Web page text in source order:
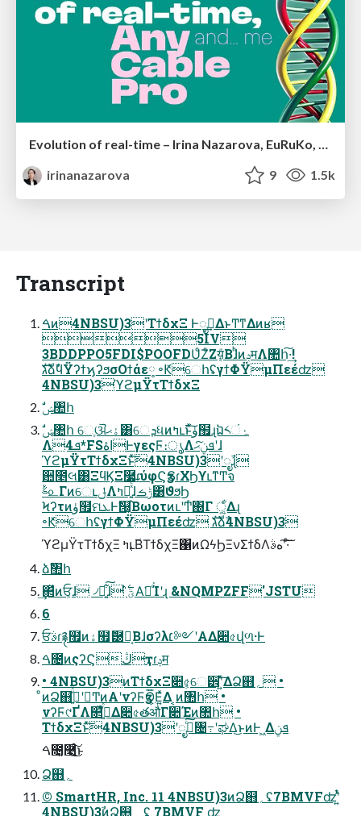
irinanazarova
9 1.5k
Transcript
ࠓͷ4NBSU)3ʹΤϯδχΞ Ͱೖࣾ͢ΔͱͲ͏ͳΔͷʁ
5IV
3BDDPPO5FDI$POOFDUͦΖͦΖय़͔ͩΒɺ͏ͪͷݚमΛ঺հ͠·͢!
גࣜձࣾϥΫʔϯϗʔϧσΟϯάε༷ ৽ԞେհʢγϯΦΫμΠεέʣ
4NBSU)3ϓϩμΫτΤϯδχΞ
ࣗݾ঺հ
Λܦͯ4*FSاۀͰγεςϜ։ൃΛܦݧͨ͠ޙʹɺ
ϓϩμΫτΤϯδχΞͱͯ͠4NBSU)3ʹೖࣾɻ
਺೥લ͸ΞϥϏΞ࿷ɾύφϚӡՏɾΧϦϒւͳͲจ
ࣈ௨ΓͷେւݪΛߤւ͍͕ͯͨ͠ɺݱࡏ͸ϑϧϦ
Ϟʔτͷۈ຿ମܥͰࣗ୐͔ΒωοτͷւʹͲͬ΀Γ ਁ͔͍ͬͯΔɻ
৽ԞେհʢγϯΦΫμΠεέʣ גࣜձࣾ4NBSU)3
ϓϩμΫτΤϯδχΞ ߤւ͔࢜ΒΤϯδχΞ΁ͷΩϟϦΞνΣϯδΛهࣄʹ͠·ͨ͠
ձࣾ঺հ
͢΂ͯͷਓ͕ɺ ৴པ͍͋͠ɺ ؾ࣋ͪΑ͘ಇͨ͘Ίʹɻ &NQMPZFF'JSTU
6
ਓࣄɾ࿑຿ͷۀ຿ޮ཰Խ͔Βɺσʔλ׆༻ʹΑΔ૊৫վળ·Ͱ
ࠓ೔ͷςʔϚڭҭɾݚम
• 4NBSU)3ͷΤϯδχΞ૊৫͕େ੾ʹ͍ͯ͠ΔՁ஋؍ •
ͦͷՁ஋؍ʹج͍ͮͯͲͷΑ͏ʹνʔϜӡӦ͕͞Ε͍ͯΔ ͔ͷ঺հ •
νʔϜ୯ҐΛ௒͑ͯߦ͍ͬͯΔ૊৫తऔΓ૊Έͷ঺հ •
ΤϯδχΞͱͯ͠4NBSU)3ʹೖࣾͨ͠৔߹ʹಘΔ͜ͱͷͰ ͖Δܦݧ
ࠓ೔͓࿩͍ͨ͜͠ͱ
©︎ SmartHR, Inc. 11 4NBSU)3ͷՁ஋؍ʢ7BMVFʣʹ͍ͭͯ
4NBSU)3ࣾͷՁ஋؍ ʢ 7BMVF ʣ